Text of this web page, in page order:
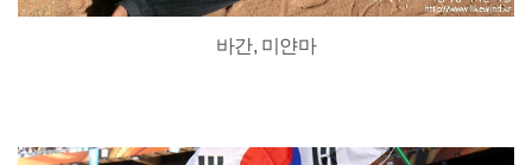
바간, 미얀마